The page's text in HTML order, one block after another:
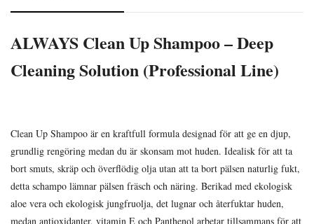
ALWAYS Clean Up Shampoo – Deep
Cleaning Solution (Professional Line)
Clean Up Shampoo är en kraftfull formula designad för att ge en djup,
grundlig rengöring medan du är skonsam mot huden. Idealisk för att ta
bort smuts, skräp och överflödig olja utan att ta bort pälsen naturlig fukt,
detta schampo lämnar pälsen fräsch och näring. Berikad med ekologisk
aloe vera och ekologisk jungfruolja, det lugnar och återfuktar huden,
medan antioxidanter, vitamin E och Panthenol arbetar tillsammans för att